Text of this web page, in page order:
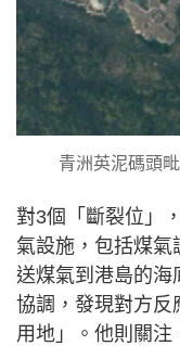
青洲英泥碼頭
對3個「斷裂位」
氣設施，包括煤
送煤氣到港島的海
協調，發現對方反
用地」。他則關